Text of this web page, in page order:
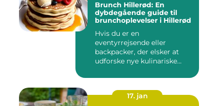
Brunch Hillerød: En
dybdegående guide til
brunchoplevelser i Hillerød
Hvis du er en
eventyrrejsende eller
backpacker, der elsker at
udforske nye kulinariske
17. jan